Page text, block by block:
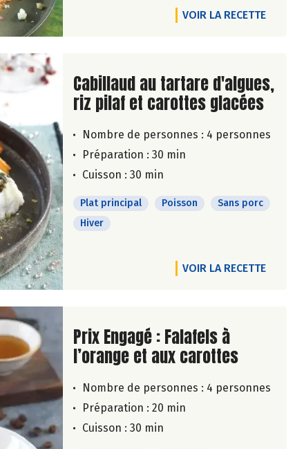
VOIR LA RECETTE
Lire la suite de la recette
Cabillaud au tartare d'algues,
riz pilaf et carottes glacées
Nombre de personnes : 4 personnes
Préparation : 30 min
Cuisson : 30 min
Plat principal Poisson
Sans porc
Hiver
VOIR LA RECETTE
Lire la suite de la recette
Prix Engagé : Falafels à
l’orange et aux carottes
Nombre de personnes : 4 personnes
Préparation : 20 min
Cuisson : 30 min